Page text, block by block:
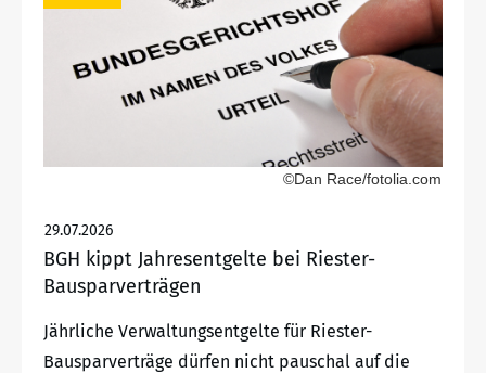
©Dan Race/fotolia.com
29.07.2026
BGH kippt Jahresentgelte bei Riester-
Bausparverträgen
Jährliche Verwaltungsentgelte für Riester-
Bausparverträge dürfen nicht pauschal auf die